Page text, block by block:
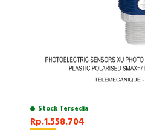
Stock Tersedia
Rp.1.558.704